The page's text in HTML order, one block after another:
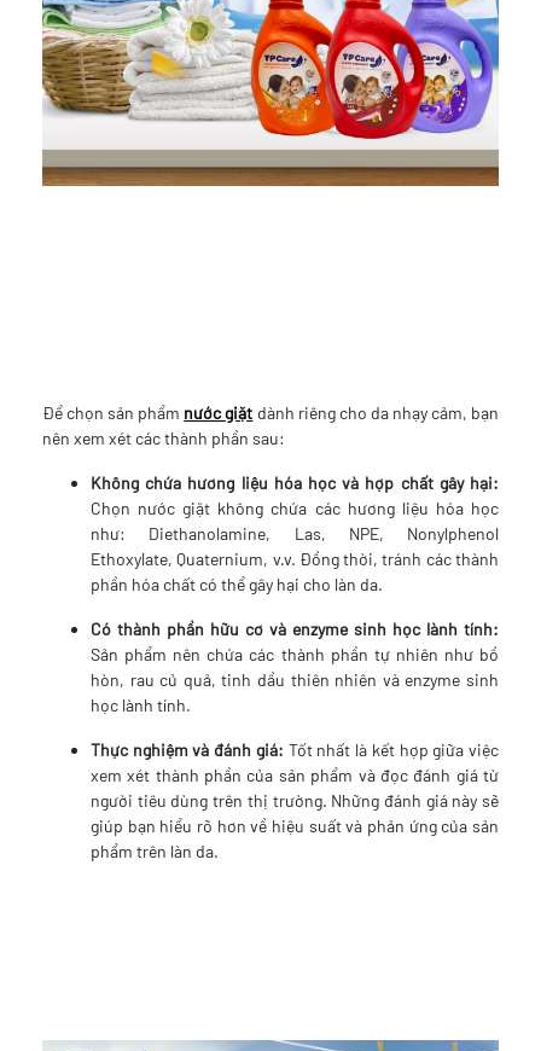
Để chọn sản phẩm nước giặt dành riêng cho da nhạy cảm, bạn
nên xem xét các thành phần sau:
Không chứa hương liệu hóa học và hợp chất gây hại:
Chọn nước giặt không chứa các hương liệu hóa học
như: Diethanolamine, Las, NPE, Nonylphenol
Ethoxylate, Quaternium, v.v. Đồng thời, tránh các thành
phần hóa chất có thể gây hại cho làn da.
Có thành phần hữu cơ và enzyme sinh học lành tính:
Sản phẩm nên chứa các thành phần tự nhiên như bồ
hòn, rau củ quả, tinh dầu thiên nhiên và enzyme sinh
học lành tính.
Thực nghiệm và đánh giá: Tốt nhất là kết hợp giữa việc
xem xét thành phần của sản phẩm và đọc đánh giá từ
người tiêu dùng trên thị trường. Những đánh giá này sẽ
giúp bạn hiểu rõ hơn về hiệu suất và phản ứng của sản
phẩm trên làn da.